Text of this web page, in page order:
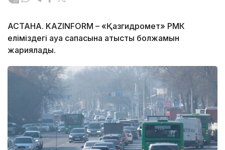
АСТАНА. KAZINFORM – «Қазгидромет» РМК
еліміздегі ауа сапасына қатысты болжамын
жариялады.